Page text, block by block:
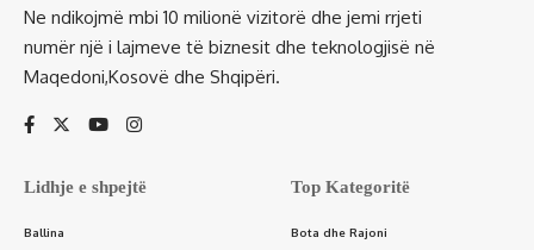
Ne ndikojmë mbi 10 milionë vizitorë dhe jemi rrjeti
numër një i lajmeve të biznesit dhe teknologjisë në
Maqedoni,Kosovë dhe Shqipëri.
Lidhje e shpejtë
Ballina
Top Kategoritë
Bota dhe Rajoni